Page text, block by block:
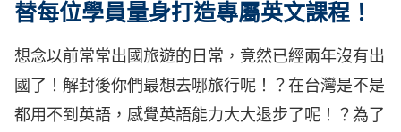
替每位學員量身打造專屬英文課程！
想念以前常常出國旅遊的日常，竟然已經兩年沒有出
國了！解封後你們最想去哪旅行呢！？在台灣是不是
都用不到英語，感覺英語能力大大退步了呢！？為了